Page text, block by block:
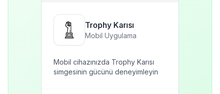
Trophy Karısı
Mobil Uygulama
Mobil cihazınızda Trophy Karısı
simgesinin gücünü deneyimleyin